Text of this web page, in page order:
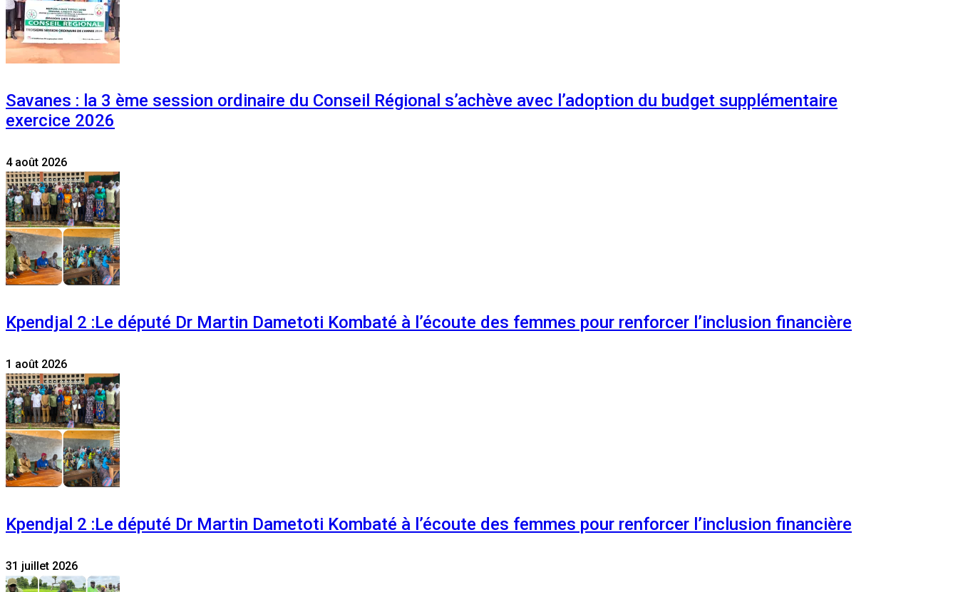
Savanes : la 3 ème session ordinaire du Conseil Régional s’achève avec l’adoption du budget supplémentaire
exercice 2026
4 août 2026
Kpendjal 2 :Le député Dr Martin Dametoti Kombaté à l’écoute des femmes pour renforcer l’inclusion financière
1 août 2026
Kpendjal 2 :Le député Dr Martin Dametoti Kombaté à l’écoute des femmes pour renforcer l’inclusion financière
31 juillet 2026